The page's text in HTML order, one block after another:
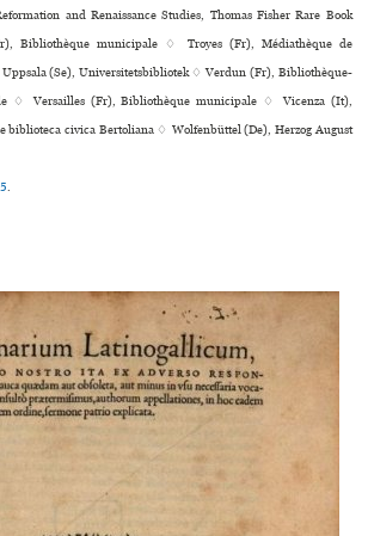
and Renaissance Studies, Thomas Fisher Rare Book
Bibliothèque muni­ci­pale ♢ Troyes (Fr), Médiathèque de
Uppsala (Se), Universitetsbibliotek ♢ Verdun (Fr), Bibliothèque-
♢ Versailles (Fr), Bibliothèque muni­ci­pale ♢ Vicenza (It),
biblio­teca civica Bertoliana ♢ Wolfenbüttel (De), Herzog August
.